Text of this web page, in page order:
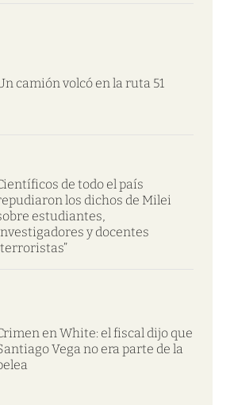
camión volcó en la ruta 51
de todo el país
los dichos de Milei
estudiantes,
y docentes
en White: el fiscal dijo que
Vega no era parte de la